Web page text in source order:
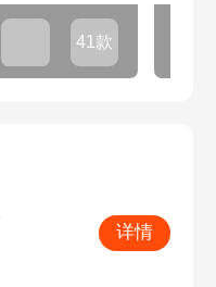
41款
详情